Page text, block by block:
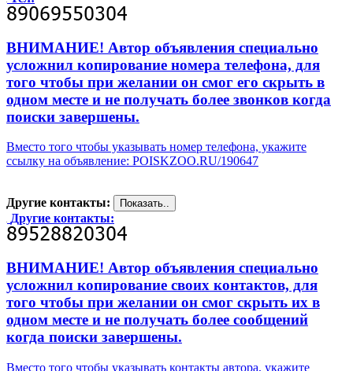
ВНИМАНИЕ! Автор объявления специально
усложнил копирование номера телефона, для
того чтобы при желании он смог его скрыть в
одном месте и не получать более звонков когда
поиски завершены.
Вместо того чтобы указывать номер телефона, укажите
ссылку на объявление: POISKZOO.RU/190647
Другие контакты:
Другие контакты:
ВНИМАНИЕ! Автор объявления специально
усложнил копирование своих контактов, для
того чтобы при желании он смог скрыть их в
одном месте и не получать более сообщений
когда поиски завершены.
Вместо того чтобы указывать контакты автора, укажите